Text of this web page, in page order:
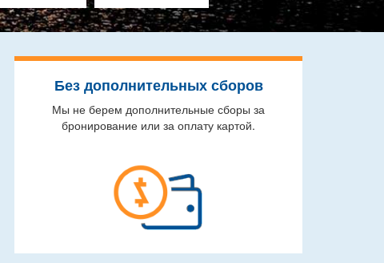
Без дополнительных сборов
Мы не берем дополнительные сборы за
бронирование или за оплату картой.